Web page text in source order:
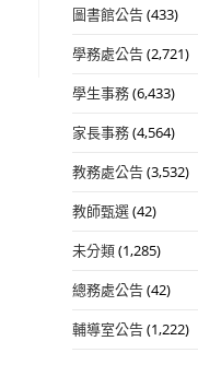
圖書館公告(433)
學務處公告(2,721)
學生事務(6,433)
家長事務(4,564)
教務處公告(3,532)
教師甄選(42)
未分類(1,285)
總務處公告(42)
輔導室公告(1,222)